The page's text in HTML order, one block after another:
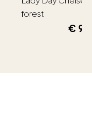
forest
€